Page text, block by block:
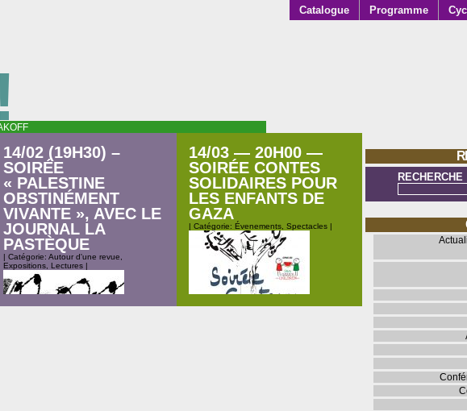
Programme
Catalogue
14/02 (19H30) –
SOIRÉE
« PALESTINE
OBSTINÉMENT
VIVANTE », AVEC LE
JOURNAL LA
PASTÈQUE
| Catégorie: Autour d'une revue
Expositions Lectures |
14/03 — 20H00 —
SOIRÉE CONTES
SOLIDAIRES POUR
LES ENFANTS DE
GAZA
| Catégorie: Évenements Spectacles |
RECHERCHE